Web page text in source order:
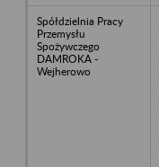
Spółdzielnia Pracy
Przemysłu
Spożywczego
DAMROKA -
Wejherowo